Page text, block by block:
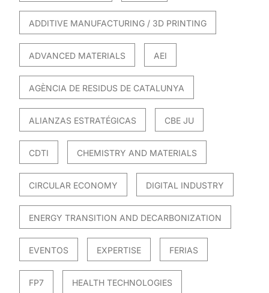
ADDITIVE MANUFACTURING / 3D PRINTING
ADVANCED MATERIALS AEI
AGÈNCIA DE RESIDUS DE CATALUNYA
ALIANZAS ESTRATÉGICAS CBE JU
CDTI CHEMISTRY AND MATERIALS
CIRCULAR ECONOMY DIGITAL INDUSTRY
ENERGY TRANSITION AND DECARBONIZATION
EVENTOS EXPERTISE FERIAS
FP7 HEALTH TECHNOLOGIES